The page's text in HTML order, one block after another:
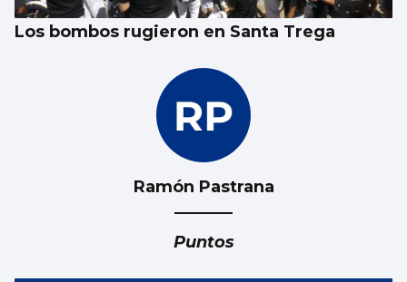
Los bombos rugieron en Santa Trega
Ramón Pastrana
Puntos